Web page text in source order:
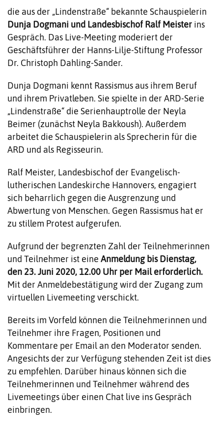
die aus der „Lindenstraße“ bekannte Schauspielerin
Dunja Dogmani und Landesbischof Ralf Meister ins
Gespräch. Das Live-Meeting moderiert der
Geschäftsführer der Hanns-Lilje-Stiftung Professor
Dr. Christoph Dahling-Sander.
Dunja Dogmani kennt Rassismus aus ihrem Beruf
und ihrem Privatleben. Sie spielte in der ARD-Serie
„Lindenstraße“ die Serienhauptrolle der Neyla
Beimer (zunächst Neyla Bakkoush). Außerdem
arbeitet die Schauspielerin als Sprecherin für die
ARD und als Regisseurin.
Ralf Meister, Landesbischof der Evangelisch-
lutherischen Landeskirche Hannovers, engagiert
sich beharrlich gegen die Ausgrenzung und
Abwertung von Menschen. Gegen Rassismus hat er
zu stillem Protest aufgerufen.
Aufgrund der begrenzten Zahl der Teilnehmerinnen
und Teilnehmer ist eine Anmeldung bis Dienstag,
den 23. Juni 2020, 12.00 Uhr per Mail erforderlich.
Mit der Anmeldebestätigung wird der Zugang zum
virtuellen Livemeeting verschickt.
Bereits im Vorfeld können die Teilnehmerinnen und
Teilnehmer ihre Fragen, Positionen und
Kommentare per Email an den Moderator senden.
Angesichts der zur Verfügung stehenden Zeit ist dies
zu empfehlen. Darüber hinaus können sich die
Teilnehmerinnen und Teilnehmer während des
Livemeetings über einen Chat live ins Gespräch
einbringen.